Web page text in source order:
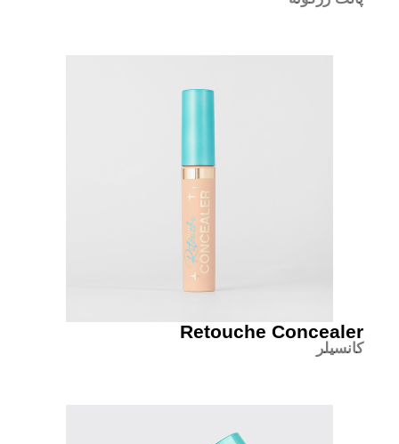
Retouche Concealer
کانسیلر